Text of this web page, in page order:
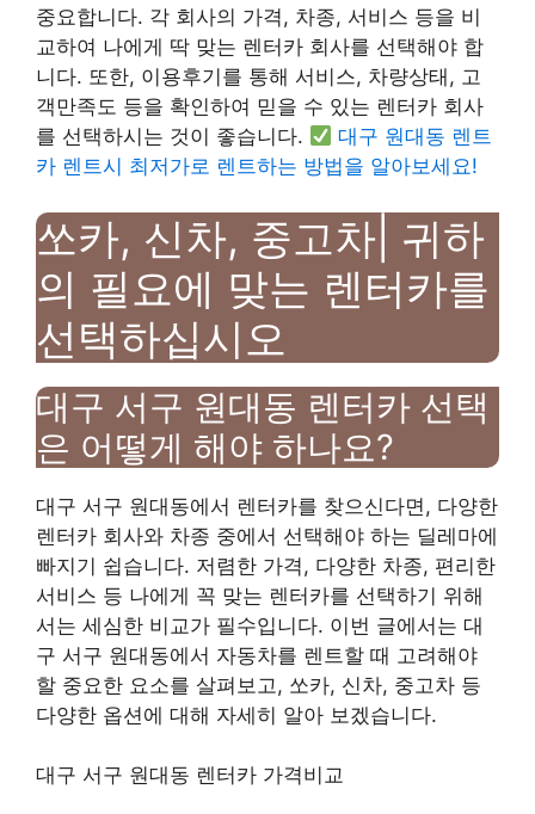
중요합니다. 각 회사의 가격, 차종, 서비스 등을 비
교하여 나에게 딱 맞는 렌터카 회사를 선택해야 합
니다. 또한, 이용후기를 통해 서비스, 차량상태, 고
객만족도 등을 확인하여 믿을 수 있는 렌터카 회사
를 선택하시는 것이 좋습니다.
대구 원대동 렌트
카 렌트시 최저가로 렌트하는 방법을 알아보세요!
쏘카, 신차, 중고차| 귀하
의 필요에 맞는 렌터카를
선택하십시오
대구 서구 원대동 렌터카 선택
은 어떻게 해야 하나요?
대구 서구 원대동에서 렌터카를 찾으신다면, 다양한
렌터카 회사와 차종 중에서 선택해야 하는 딜레마에
빠지기 쉽습니다. 저렴한 가격, 다양한 차종, 편리한
서비스 등 나에게 꼭 맞는 렌터카를 선택하기 위해
서는 세심한 비교가 필수입니다. 이번 글에서는 대
구 서구 원대동에서 자동차를 렌트할 때 고려해야
할 중요한 요소를 살펴보고, 쏘카, 신차, 중고차 등
다양한 옵션에 대해 자세히 알아 보겠습니다.
대구 서구 원대동 렌터카 가격비교